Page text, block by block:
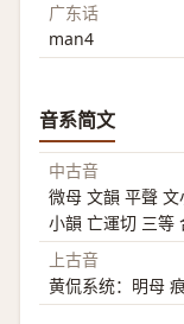
广东话
man4
音系简文
中古音
微母 文韻 平聲
小韻 亡運切 三等
上古音
黄侃系统：明母